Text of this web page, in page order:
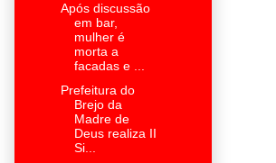
Após discussão
em bar,
mulher é
morta a
facadas e ...
Prefeitura do
Brejo da
Madre de
Deus realiza II
Si...